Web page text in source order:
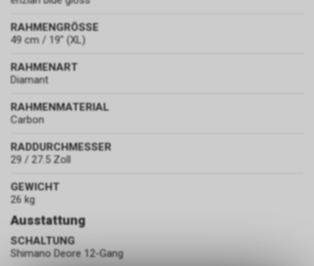
RAHMENGRÖSSE
49 cm / 19" (XL)
RAHMENART
Diamant
RAHMENMATERIAL
Carbon
RADDURCHMESSER
29 / 27.5 Zoll
GEWICHT
26 kg
Ausstattung
SCHALTUNG
Shimano Deore 12-Gang